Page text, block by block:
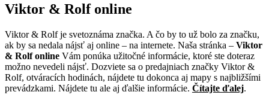
Viktor & Rolf online
Viktor & Rolf je svetoznáma značka. A čo by to už bolo za značku,
ak by sa nedala nájsť aj online – na internete. Naša stránka – Viktor
& Rolf online Vám ponúka užitočné informácie, ktoré ste doteraz
možno nevedeli nájsť. Dozviete sa o predajniach značky Viktor &
Rolf, otváracích hodinách, nájdete tu dokonca aj mapy s najbližšími
prevádzkami. Nájdete tu ale aj ďalšie informácie. Čítajte ďalej.